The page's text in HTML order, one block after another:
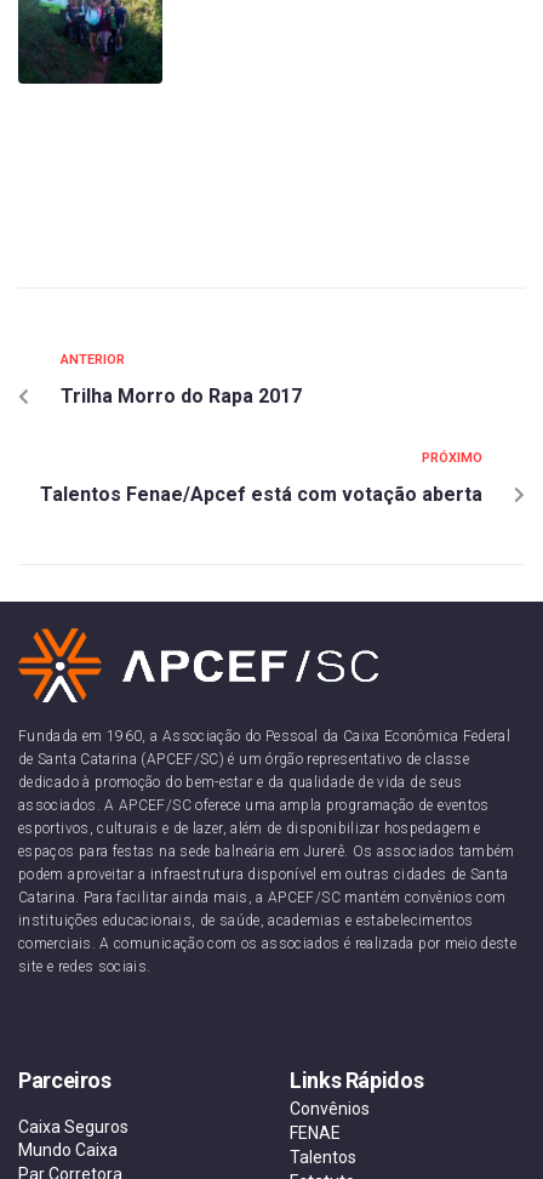
ANTERIOR
Trilha Morro do Rapa 2017
PRÓXIMO
Talentos Fenae/Apcef está com votação aberta
Fundada em 1960, a Associação do Pessoal da Caixa Econômica Federal
de Santa Catarina (APCEF/SC) é um órgão representativo de classe
dedicado à promoção do bem-estar e da qualidade de vida de seus
associados. A APCEF/SC oferece uma ampla programação de eventos
esportivos, culturais e de lazer, além de disponibilizar hospedagem e
espaços para festas na sede balneária em Jurerê. Os associados também
podem aproveitar a infraestrutura disponível em outras cidades de Santa
Catarina. Para facilitar ainda mais, a APCEF/SC mantém convênios com
instituições educacionais, de saúde, academias e estabelecimentos
comerciais. A comunicação com os associados é realizada por meio deste
site e redes sociais.
Parceiros
Caixa Seguros
Mundo Caixa
Par Corretora
Links Rápidos
Convênios
FENAE
Talentos